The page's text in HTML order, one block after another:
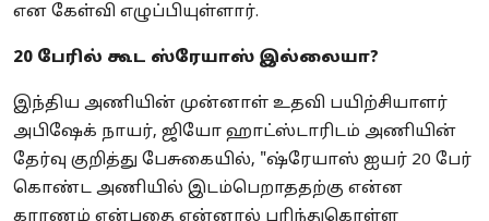
என கேள்வி எழுப்பியுள்ளார்.
20 பேரில் கூட ஸ்ரேயாஸ் இல்லையா?
இந்திய அணியின் முன்னாள் உதவி பயிற்சியாளர்
அபிஷேக் நாயர், ஜியோ ஹாட்ஸ்டாரிடம் அணியின்
தேர்வு குறித்து பேசுகையில், "ஷ்ரேயாஸ் ஐயர் 20 பேர்
கொண்ட அணியில் இடம்பெறாததற்கு என்ன